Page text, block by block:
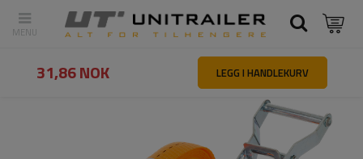
Tilbake Hovedside Surrestropper UNITRAILER
31,86 NOK LEGG I HANDLEKURV